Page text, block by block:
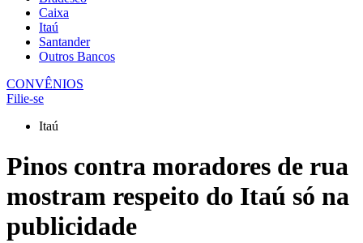
Caixa
Itaú
Santander
Outros Bancos
CONVÊNIOS
Filie-se
Itaú
Pinos contra moradores de rua
mostram respeito do Itaú só na
publicidade